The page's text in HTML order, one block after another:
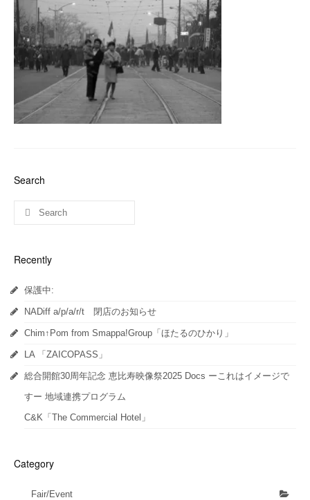
Search
Recently
保護中:
NADiff a/p/a/r/t 閉店のお知らせ
Chim↑Pom from Smappa!Group「ほたるのひかり」
LA 「ZAICOPASS」
総合開館30周年記念 恵比寿映像祭2025 Docs ーこれはイメージで
すー 地域連携プログラム
C&K「The Commercial Hotel」
Category
Fair/Event